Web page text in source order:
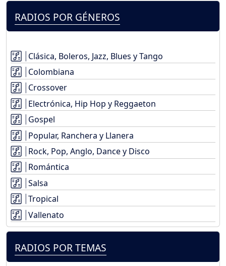
RADIOS POR GÉNEROS
Clásica, Boleros, Jazz, Blues y Tango
Colombiana
Crossover
Electrónica, Hip Hop y Reggaeton
Gospel
Popular, Ranchera y Llanera
Rock, Pop, Anglo, Dance y Disco
Romántica
Salsa
Tropical
Vallenato
RADIOS POR TEMAS